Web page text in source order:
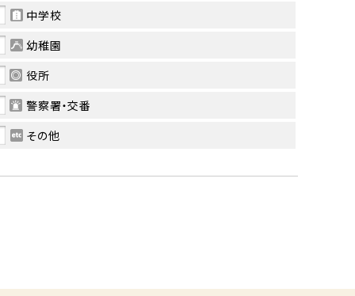
中学校
幼稚園
役所
警察署・交番
その他